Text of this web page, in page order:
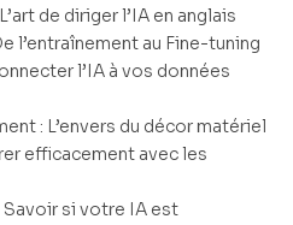
de diriger l’IA en anglais
l’entraînement au Fine-tuning
l’IA à vos données
: L’envers du décor matériel
efficacement avec les
Savoir si votre IA est